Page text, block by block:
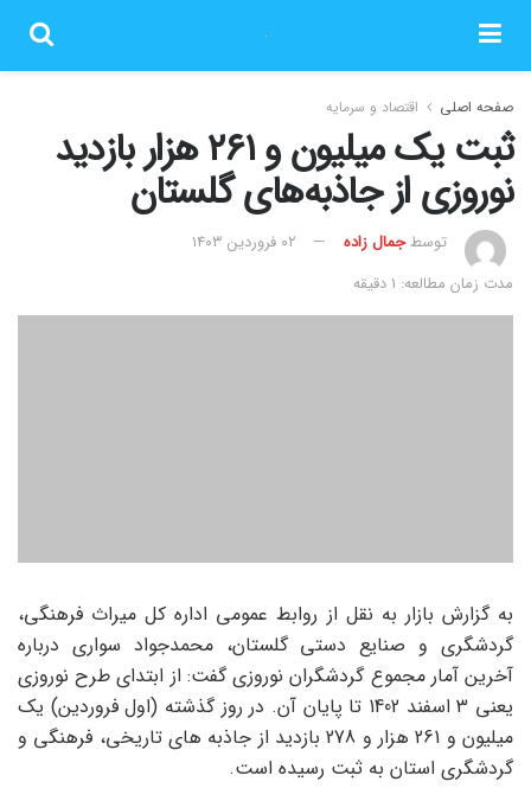
صفحه اصلی اقتصاد و سرمایه
ثبت یک میلیون و ۲۶۱ هزار بازدید
نوروزی از جاذبه‌های گلستان
توسطجمال زاده
۰۲ فروردین ۱۴۰۳
مدت زمان مطالعه: 1 دقیقه
به گزارش بازار به نقل از روابط عمومی اداره کل میراث فرهنگی،
گردشگری و صنایع دستی گلستان، محمدجواد سواری درباره
آخرین آمار مجموع گردشگران نوروزی گفت: از ابتدای طرح نوروزی
یعنی 3 اسفند 1402 تا پایان آن. در روز گذشته (اول فروردین) یک
میلیون و 261 هزار و 278 بازدید از جاذبه های تاریخی، فرهنگی و
گردشگری استان به ثبت رسیده است.